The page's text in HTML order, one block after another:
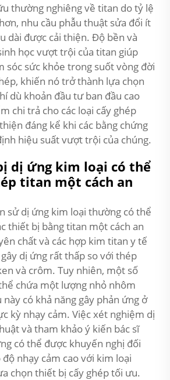
thường nghiêng về titan do tỷ lệ
nhu cầu phẫu thuật sửa đổi ít
dài được cải thiện. Độ bền và
học vượt trội của titan giúp
sóc sức khỏe trong suốt vòng đời
khiến nó trở thành lựa chọn
dù khoản đầu tư ban đầu cao
chi trả cho các loại cấy ghép
đáng kể khi các bằng chứng
hiệu suất vượt trội của chúng.
dị ứng kim loại có thể
titan một cách an
sử dị ứng kim loại thường có thể
thiết bị bằng titan một cách an
chất và các hợp kim titan y tế
dị ứng rất thấp so với thép
và crôm. Tuy nhiên, một số
chứa một lượng nhỏ nhôm
này có khả năng gây phản ứng ở
kỳ nhạy cảm. Việc xét nghiệm dị
và tham khảo ý kiến bác sĩ
có thể được khuyến nghị đối
nhạy cảm cao với kim loại
chọn thiết bị cấy ghép tối ưu.